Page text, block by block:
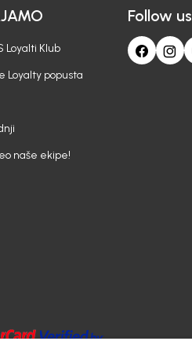
Loyalti Klub
Loyalty popusta
naše ekipe!
Follow us